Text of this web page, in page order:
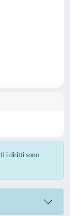
i diritti sono